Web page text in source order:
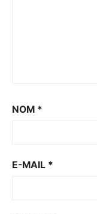
NOM *
E-MAIL *